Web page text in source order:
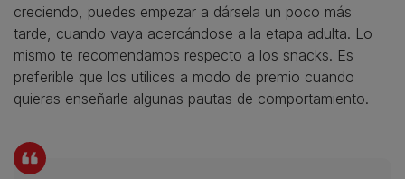
creciendo, puedes empezar a dársela un poco más
tarde, cuando vaya acercándose a la etapa adulta. Lo
mismo te recomendamos respecto a los snacks. Es
preferible que los utilices a modo de premio cuando
quieras enseñarle algunas pautas de comportamiento.